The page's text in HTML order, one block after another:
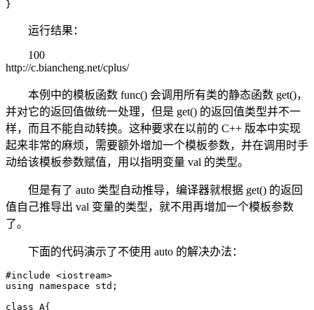
}
运行结果：
100
http://c.biancheng.net/cplus/
本例中的模板函数 func() 会调用所有类的静态函数 get()，
并对它的返回值做统一处理，但是 get() 的返回值类型并不一
样，而且不能自动转换。这种要求在以前的 C++ 版本中实现
起来非常的麻烦，需要额外增加一个模板参数，并在调用时手
动给该模板参数赋值，用以指明变量 val 的类型。
但是有了 auto 类型自动推导，编译器就根据 get() 的返回
值自己推导出 val 变量的类型，就不用再增加一个模板参数
了。
下面的代码演示了不使用 auto 的解决办法：
#include <iostream>
using namespace std;
class A{